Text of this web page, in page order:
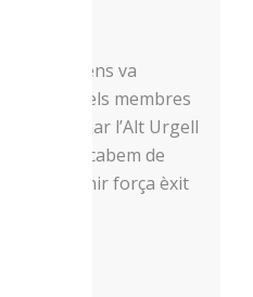
congrés ens va
dels membres
promocionar l’Alt Urgell
que acabem de
va tenir força èxit